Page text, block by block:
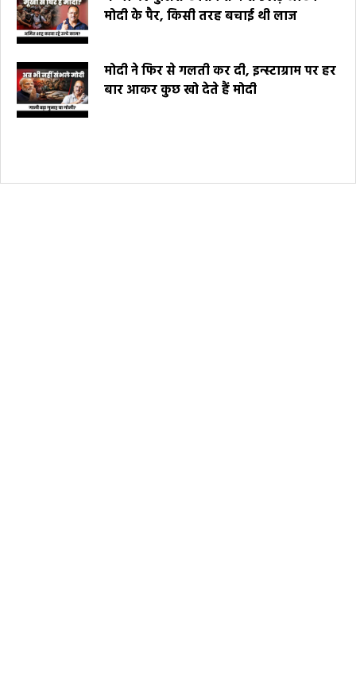
मोदी के पैर, किसी तरह बचाई थी लाज
मोदी ने फिर से गलती कर दी, इन्स्टाग्राम पर हर
बार आकर कुछ खो देते हैं मोदी